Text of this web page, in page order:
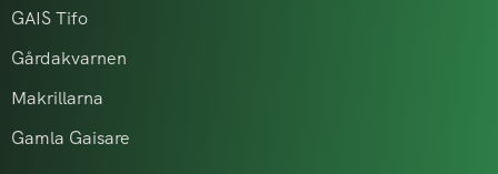
GAIS Tifo
Gårdakvarnen
Makrillarna
Gamla Gaisare